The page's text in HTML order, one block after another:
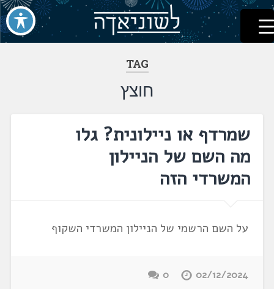
דלג
לתוכן
לשוניאדה
עברית. לשון. שפה
TAG
חוצץ
שמרדף או ניילונית? גלו
מה השם של הניילון
המשרדי הזה
על השם הרשמי של הניילון המשרדי השקוף
02/12/2024
0